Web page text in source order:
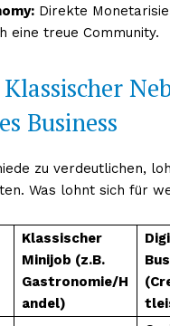
Direkte
eine treue Community.
Business
zu verdeutlichen,
Was lohnt sich für
Klassischer
Minijob (z.B.
Gastronomie/H
andel)